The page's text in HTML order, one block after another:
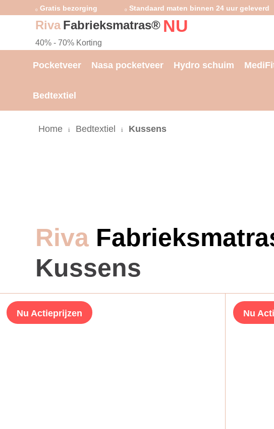
Gratis bezorging Standaard maten binnen 24 uur geleverd
Riva Fabrieksmatras® NU
40% - 70% Korting
Pocketveer Nasa pocketveer Hydro schuim
Bedtextiel
Home Bedtextiel Kussens
Riva
Kussens
Nu Actieprijzen Nu